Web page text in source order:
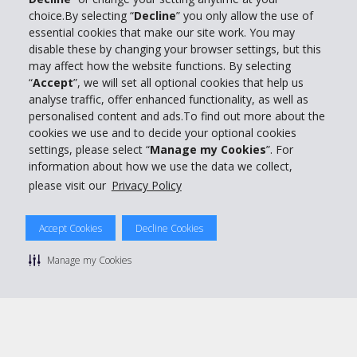
choice.By selecting “Decline” you only allow the use of
essential cookies that make our site work. You may
disable these by changing your browser settings, but this
may affect how the website functions. By selecting
“Accept”, we will set all optional cookies that help us
analyse traffic, offer enhanced functionality, as well as
personalised content and ads.To find out more about the
cookies we use and to decide your optional cookies
settings, please select “Manage my Cookies”. For
information about how we use the data we collect,
please visit our Privacy Policy
Accept Cookies Decline Cookies
Manage my Cookies
Info su Hertz
Business
Customer Service
Prenota con Hertz
© 2026 The Hertz System, Inc.
Privacy Policy | Condizioni di Utilizzo |
Manage cookie preferences